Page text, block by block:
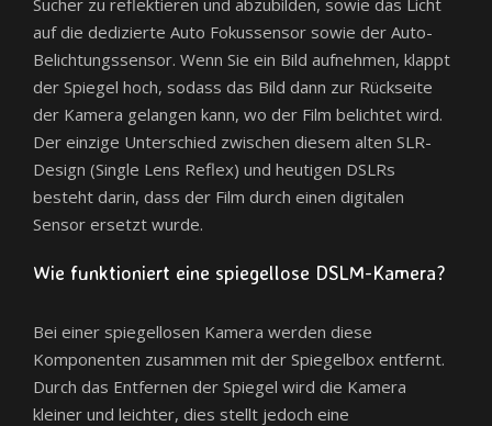
Sucher zu reflektieren und abzubilden, sowie das Licht
auf die dedizierte Auto Fokussensor sowie der Auto-
Belichtungssensor. Wenn Sie ein Bild aufnehmen, klappt
der Spiegel hoch, sodass das Bild dann zur Rückseite
der Kamera gelangen kann, wo der Film belichtet wird.
Der einzige Unterschied zwischen diesem alten SLR-
Design (Single Lens Reflex) und heutigen DSLRs
besteht darin, dass der Film durch einen digitalen
Sensor ersetzt wurde.
Wie funktioniert eine spiegellose DSLM-Kamera?
Bei einer spiegellosen Kamera werden diese
Komponenten zusammen mit der Spiegelbox entfernt.
Durch das Entfernen der Spiegel wird die Kamera
kleiner und leichter, dies stellt jedoch eine